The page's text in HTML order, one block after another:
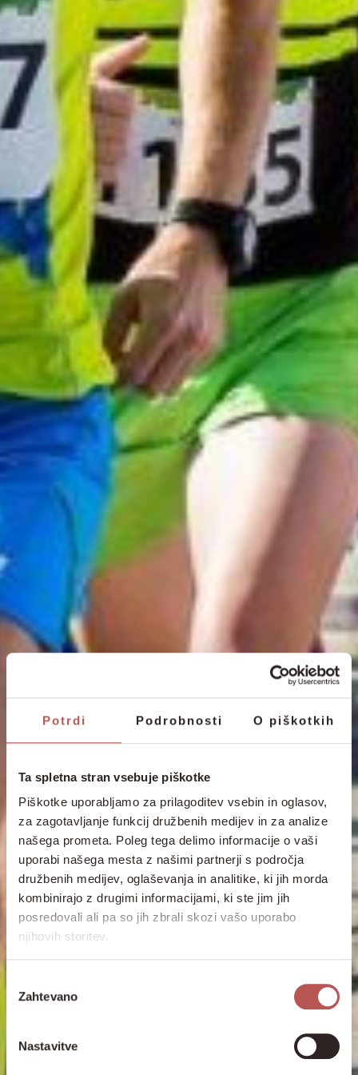
Potrdi Podrobnosti O piškotkih
Ta spletna stran vsebuje piškotke
Piškotke uporabljamo za prilagoditev vsebin in oglasov,
za zagotavljanje funkcij družbenih medijev in za analize
našega prometa. Poleg tega delimo informacije o vaši
uporabi našega mesta z našimi partnerji s področja
družbenih medijev, oglaševanja in analitike, ki jih morda
kombinirajo z drugimi informacijami, ki ste jim jih
posredovali ali pa so jih zbrali skozi vašo uporabo
njihovih storitev.
soglasja
Zahtevano
Nastavitve